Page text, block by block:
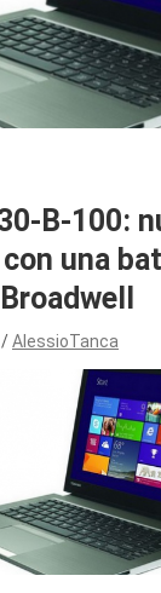
B-100:
una
AlessioTanca